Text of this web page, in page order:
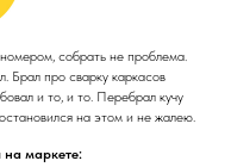
собрать не проблема.
Брал про сварку каркасов
и то, и то. Перебрал кучу
на этом и не жалею.
на маркете: